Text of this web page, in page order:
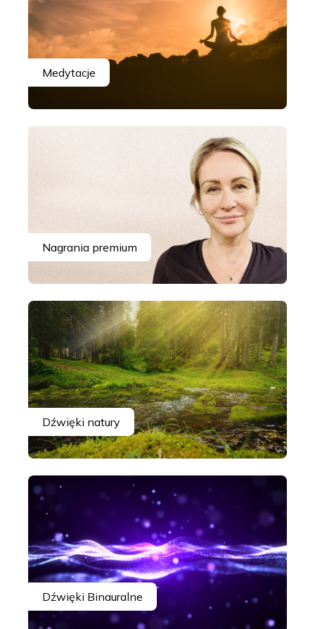
Medytacje
Nagrania premium
Dźwięki natury
Dźwięki Binauralne